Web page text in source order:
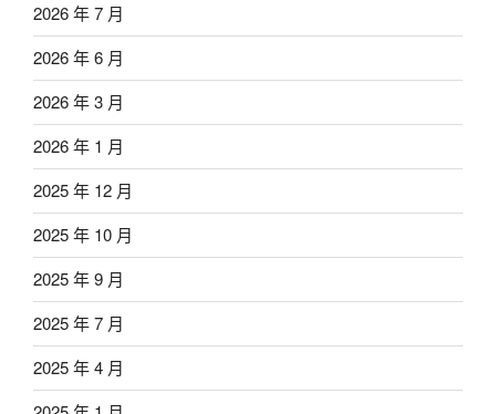
2026 年 7 月
2026 年 6 月
2026 年 3 月
2026 年 1 月
2025 年 12 月
2025 年 10 月
2025 年 9 月
2025 年 7 月
2025 年 4 月